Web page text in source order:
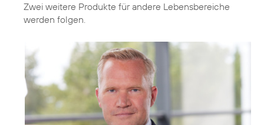
Zwei weitere Produkte für andere Lebensbereiche
werden folgen.